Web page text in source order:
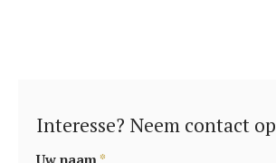
Interesse? Neem contact op
Uw naam *